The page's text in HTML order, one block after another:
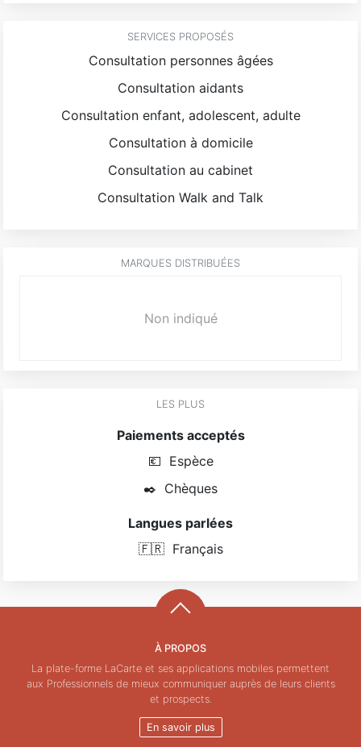
SERVICES PROPOSÉS
Consultation personnes âgées
Consultation aidants
Consultation enfant, adolescent, adulte
Consultation à domicile
Consultation au cabinet
Consultation Walk and Talk
MARQUES DISTRIBUÉES
Non indiqué
LES PLUS
Paiements acceptés
💶 Espèce
✒️ Chèques
Langues parlées
🇫🇷 Français
À PROPOS
La plate-forme LaCarte et ses applications mobiles permettent
aux Professionnels de mieux communiquer auprès de leurs clients
et prospects.
En savoir plus